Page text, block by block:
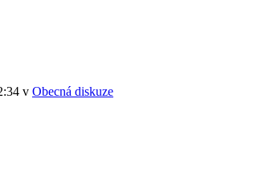
v Obecná diskuze